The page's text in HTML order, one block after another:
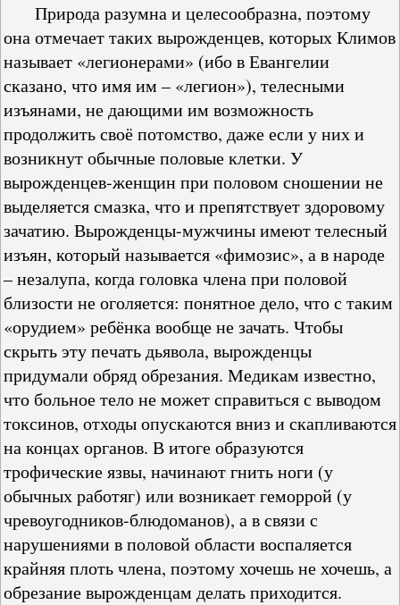
Природа разумна и целесообразна, поэтому
она отмечает таких вырожденцев, которых Климов
называет «легионерами» (ибо в Евангелии
сказано, что имя им – «легион»), телесными
изъянами, не дающими им возможность
продолжить своё потомство, даже если у них и
возникнут обычные половые клетки. У
вырожденцев-женщин при половом сношении не
выделяется смазка, что и препятствует здоровому
зачатию. Вырожденцы-мужчины имеют телесный
изъян, который называется «фимозис», а в народе
– незалупа, когда головка члена при половой
близости не оголяется: понятное дело, что с таким
«орудием» ребёнка вообще не зачать. Чтобы
скрыть эту печать дьявола, вырожденцы
придумали обряд обрезания. Медикам известно,
что больное тело не может справиться с выводом
токсинов, отходы опускаются вниз и скапливаются
на концах органов. В итоге образуются
трофические язвы, начинают гнить ноги (у
обычных работяг) или возникает геморрой (у
чревоугодников-блюдоманов), а в связи с
нарушениями в половой области воспаляется
крайняя плоть члена, поэтому хочешь не хочешь, а
обрезание вырожденцам делать приходится.